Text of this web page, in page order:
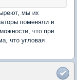
мы их
поменяли и
что при
что угловая